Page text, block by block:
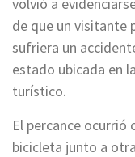
de que un visitante
sufriera un
estado ubicada en
turístico.
El percance ocurrió
bicicleta junto a